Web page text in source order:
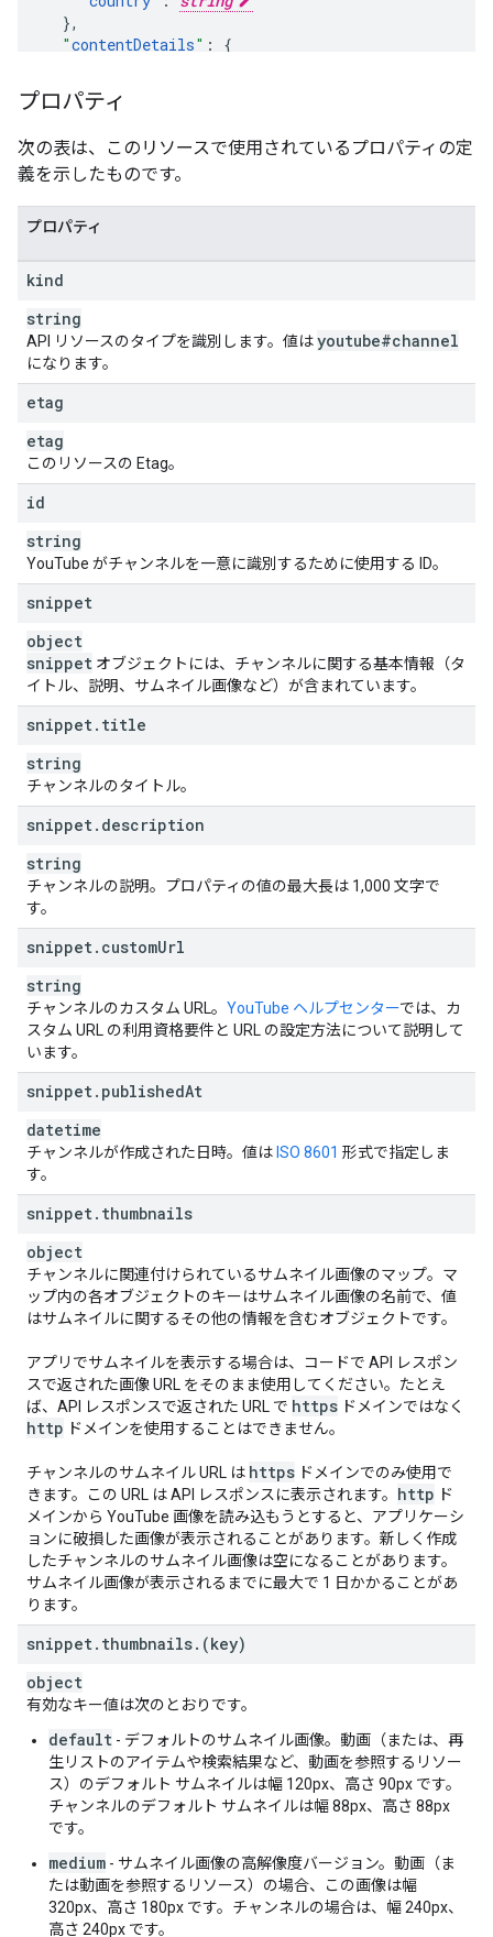
},
"contentDetails" :
"
favorites
} ,
" viewCount
"topicDetails " :
" topicIds "
[
string
]
},
"
isLinked " boolean
,
" longUploadsStatus": string
,
"madeForKids
},
"brandingSettings"
channel ":
"title": string
,
"description
"unsubscribedTrailer
defaultLanguage
"country ": string
}
" watch":
"backgroundColor": string
,
"featuredPlaylistId
},
"auditDetails":
"overallGoodStanding": boolean
,
"copyrightStrikesGoodStanding": boolean
,
"contentIdClaimsGoodStanding
},
"contentOwnerDetails ":
"timeLinked": datetime
},
(key)
"title": string
,
"description": string
}
プロパティ
次の表は、このリソースで使用されているプロパティの定
義を示したものです。
プロパティ
kind
string
API リソースのタイプを識別します。値はyoutube#channel
になります。
etag
etag
このリソースの Etag。
id
string
YouTube がチャンネルを一意に識別するために使用する ID。
snippet
object
snippet オブジェクトには、チャンネルに関する基本情報（タ
イトル、説明、サムネイル画像など）が含まれています。
snippet. title
string
チャンネルのタイトル。
snippet. description
string
チャンネルの説明。プロパティの値の最大長は 1,000 文字で
す。
snippet. customUrl
string
チャンネルのカスタム URL。 YouTube ヘルプセンターでは、カ
スタム URL の利用資格要件と URL の設定方法について説明して
います。
snippet. publishedAt
datetime
チャンネルが作成された日時。値は ISO 8601 形式で指定しま
す。
snippet. thumbnails
object
チャンネルに関連付けられているサムネイル画像のマップ。マ
ップ内の各オブジェクトのキーはサムネイル画像の名前で、値
はサムネイルに関するその他の情報を含むオブジェクトです。
アプリでサムネイルを表示する場合は、コードで API レスポン
スで返された画像 URL をそのまま使用してください。たとえ
ば、API レスポンスで返された URL で https ドメインではなく
http ドメインを使用することはできません。
チャンネルのサムネイル URL は https ドメインでのみ使用で
きます。この URL は API レスポンスに表示されます。 http ド
メインから YouTube 画像を読み込もうとすると、アプリケーシ
ョンに破損した画像が表示されることがあります。新しく作成
したチャンネルのサムネイル画像は空になることがあります。
サムネイル画像が表示されるまでに最大で 1 日かかることがあ
ります。
snippet. thumbnails. (key)
object
有効なキー値は次のとおりです。
default - デフォルトのサムネイル画像。動画（または、再
生リストのアイテムや検索結果など、動画を参照するリソー
ス）のデフォルト サムネイルは幅 120px、高さ 90px です。
チャンネルのデフォルト サムネイルは幅 88px、高さ 88px
です。
medium - サムネイル画像の高解像度バージョン。動画（ま
たは動画を参照するリソース）の場合、この画像は幅
320px、高さ 180px です。チャンネルの場合は、幅 240px、
高さ 240px です。